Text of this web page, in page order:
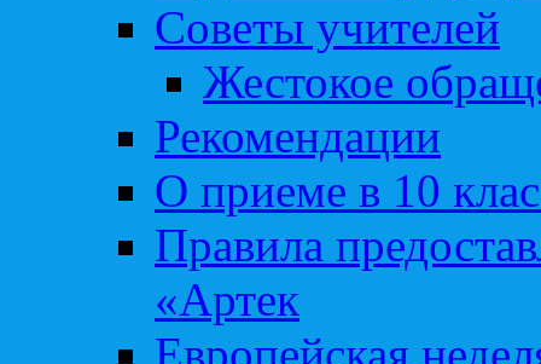
Советы учителей
Жестокое
Рекомендации
О приеме в 10
Правила
«Артек